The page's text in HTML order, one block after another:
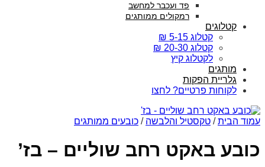
פד ועכבר למחשב
רמקולים ממותגים
קטלוגים
קטלוג 5-15 ₪
קטלוג 20-30 ₪
לקטלוג קיץ
מותגים
גלריית הפקות
לקוחות פרטיים? לחצו
עמוד הבית / טקסטיל והלבשה / כובעים ממותגים
כובע באקט רחב שוליים – בז’